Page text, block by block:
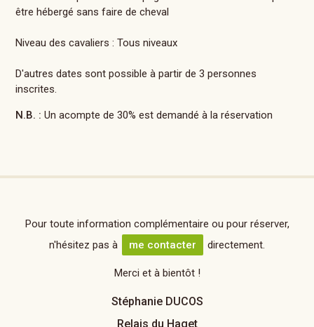
être hébergé sans faire de cheval
Niveau des cavaliers : Tous niveaux
D'autres dates sont possible à partir de 3 personnes
inscrites.
N.B. : Un acompte de 30% est demandé à la réservation
Pour toute information complémentaire ou pour réserver,
n'hésitez pas à
me contacter directement.
Merci et à bientôt !
Stéphanie DUCOS
Relais du Haget